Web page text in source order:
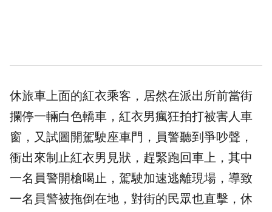
休旅車上面的紅衣乘客，居然在派出所前當街
攔停一輛白色轎車，紅衣男瘋狂拍打被害人車
窗，又試圖開駕駛座車門，員警聽到爭吵聲，
衝出來制止紅衣男見狀，趕緊跑回車上，其中
一名員警開槍喝止，駕駛加速逃離現場，導致
一名員警被拖倒在地，對街的民眾也直擊，休